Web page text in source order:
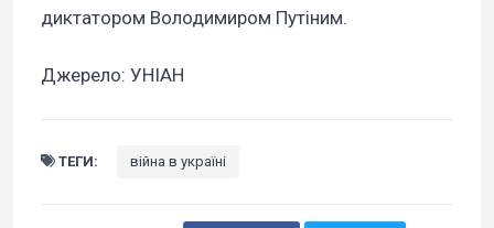
диктатором Володимиром Путіним.
Джерело: УНІАН
ТЕГИ: війна в україні